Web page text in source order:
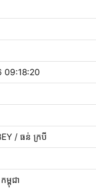
09:18:20
/ ធន់ ក្របី
ពុជា